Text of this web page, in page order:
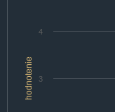
hodnotenie 3
4